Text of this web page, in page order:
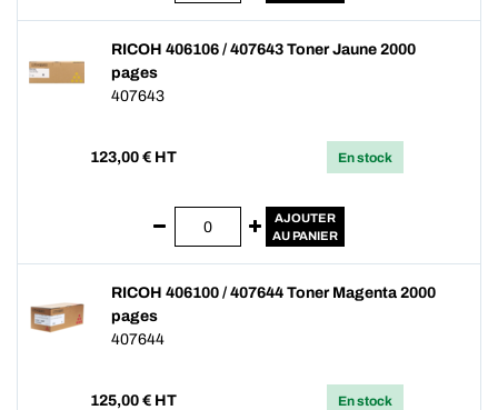
RICOH 406106 / 407643 Toner Jaune 2000
pages
407643
123,00 € HT En stock
AJOUTER
AU PANIER
RICOH 406100 / 407644 Toner Magenta 2000
pages
407644
125,00 € HT En stock